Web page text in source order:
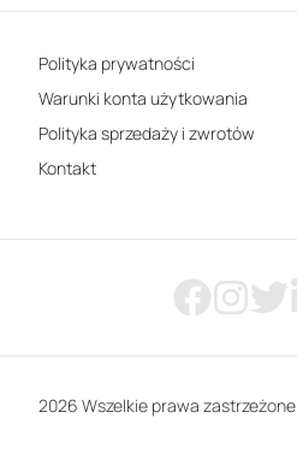
Polityka prywatności
Warunki konta użytkowania
Polityka sprzedaży i zwrotów
Kontakt
2026 Wszelkie prawa zastrzeżone